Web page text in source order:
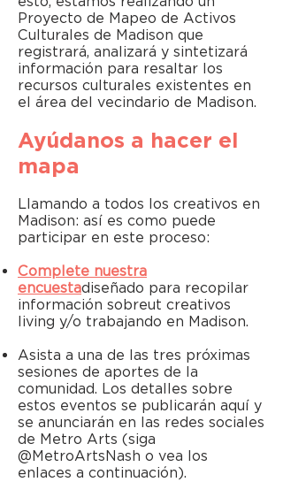
Proyecto de Mapeo de Activos
Culturales de Madison que
registrará, analizará y sintetizará
información para resaltar los
recursos culturales existentes en
el área del vecindario de Madison.
Ayúdanos a hacer el
mapa
Llamando a todos los creativos en
Madison: así es como puede
participar en este proceso:
Complete nuestra
encuestadiseñado para recopilar
información sobreut creativos
living y/o trabajando en Madison.
Asista a una de las tres próximas
sesiones de aportes de la
comunidad. Los detalles sobre
estos eventos se publicarán aquí y
se anunciarán en las redes sociales
de Metro Arts (siga
@MetroArtsNash o vea los
enlaces a continuación).